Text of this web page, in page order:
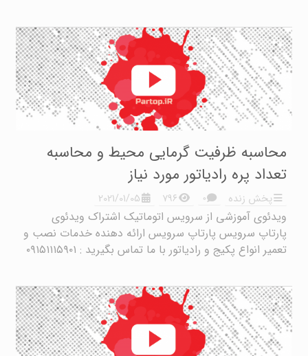
محاسبه ظرفیت گرمایی محیط و محاسبه
تعداد پره رادیاتور مورد نیاز
پخش زنده ۰ ۷۹۶ 2021/01/05
ویدئوی آموزشی از سرویس اتوماتیک اشتراک ویدئوی
پارتاپ سرویس پارتاپ سرویس ارائه دهنده خدمات نصب و
تعمیر انواع پکیج و رادیاتور با ما تماس بگیرید : ۰۹۱۵۱۱۱۵۹۰۱